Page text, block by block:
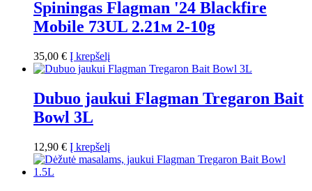
Spiningas Flagman '24 Blackfire
Mobile 73UL 2.21м 2-10g
35,00 € Į krepšelį
Dubuo jaukui Flagman Tregaron Bait
Bowl 3L
12,90 € Į krepšelį